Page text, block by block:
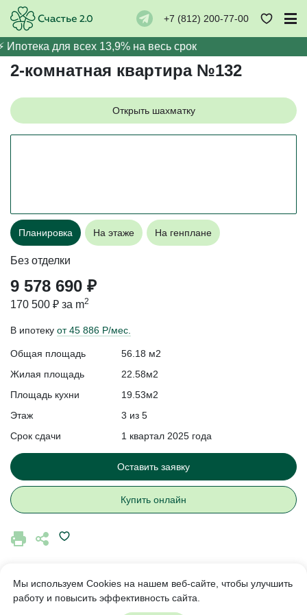
+7 (812) 200-77-00
для всех 13,9% на весь срок
← Назад
2-комнатная квартира №132
Открыть шахматку
Планировка На этаже На генплане
Без отделки
9 578 690 ₽
170 500 ₽ за m2
В ипотеку от 45 886 Р/мес.
Общая площадь
56.18 м2
Жилая площадь
22.58м2
Площадь кухни
19.53м2
Этаж
3 из 5
Срок сдачи
1 квартал 2025 года
Оставить заявку
Купить онлайн
Мы используем Cookies на нашем веб-сайте, чтобы улучшить
работу и повысить эффективность сайта.